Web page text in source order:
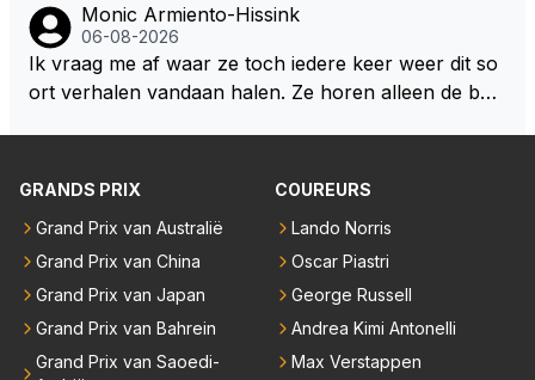
Monic Armiento-Hissink
06-08-2026
Ik vraag me af waar ze toch iedere keer weer dit so
ort verhalen vandaan halen. Ze horen alleen de boa
emand weet wat er zich afspeelt achter gesloten de
iedereen is vertrokken. Dat er nu een paar jaar acht
er elkaar mensen een andere uitdagingen zoeken of
niet meer in de F1 willen werken is niet zo gek als de
meesten van hen al sinds dat RB hun intrede deed a
anwezig waren. De mensen die nu een aantal van di
GRANDS PRIX
Grand Prix van Australië
Grand Prix van China
Grand Prix van Japan
Grand Prix van Bahrein
Grand Prix van Saoedi-
COUREURS
Lando Norris
Oscar Piastri
George Russell
Andrea Kimi Antonelli
Max Verstappen